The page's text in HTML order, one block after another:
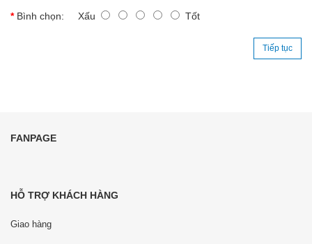
Bình chọn: Xấu Tốt
Tiếp tục
FANPAGE
HỖ TRỢ KHÁCH HÀNG
Giao hàng